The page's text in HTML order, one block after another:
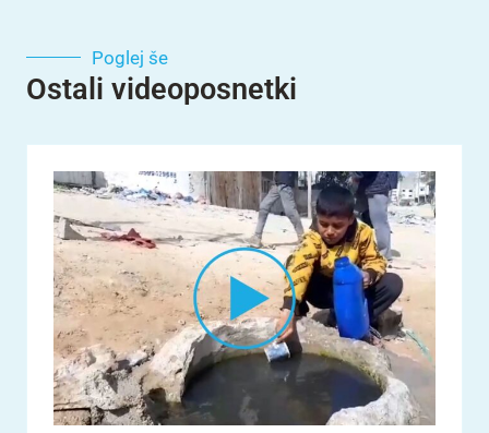
Poglej še
Ostali videoposnetki